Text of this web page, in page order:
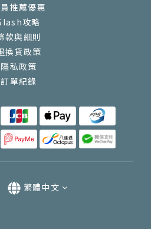
推薦優惠
攻略
款與細則
換貨政策
隱私政策
訂單紀錄
繁體中文